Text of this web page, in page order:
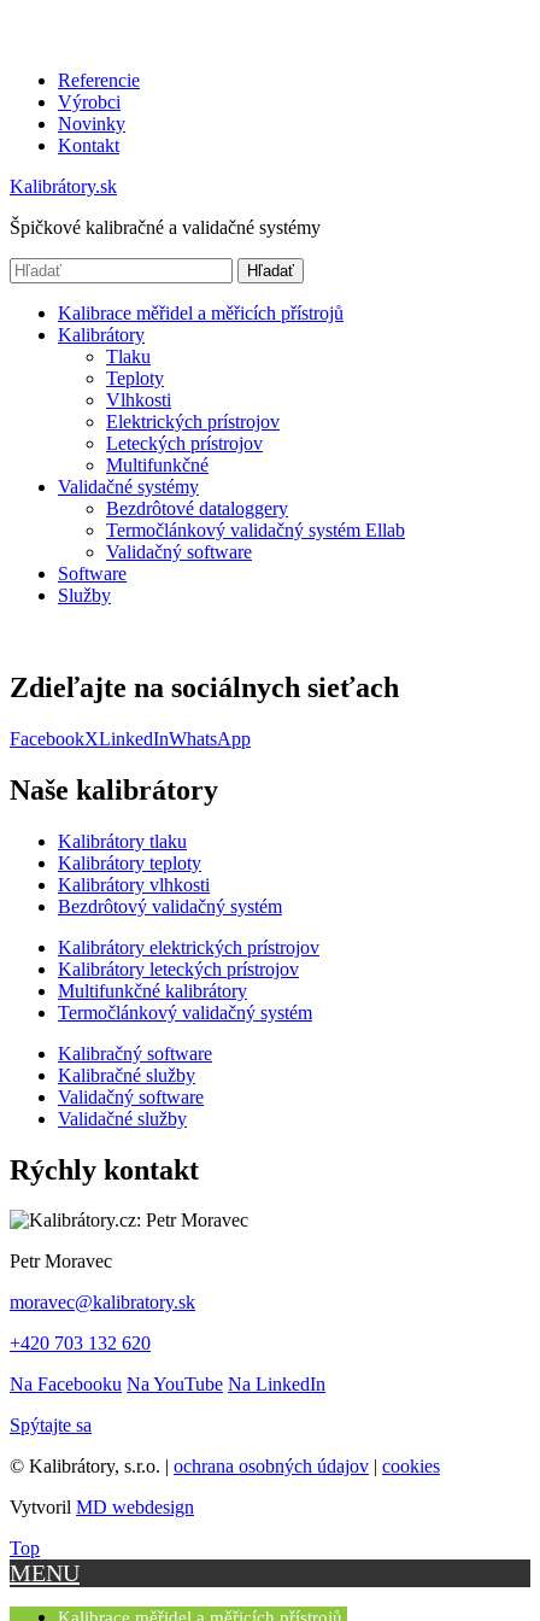
Referencie
Výrobci
Novinky
Kontakt
Kalibrátory.sk
Špičkové kalibračné a validačné systémy
Hľadať
Kalibrace měřidel a měřicích přístrojů
Kalibrátory
Tlaku
Teploty
Vlhkosti
Elektrických prístrojov
Leteckých prístrojov
Multifunkčné
Validačné systémy
Bezdrôtové dataloggery
Termočlánkový validačný systém Ellab
Validačný software
Software
Služby
Zdieľajte na sociálnych sieťach
FacebookXLinkedInWhatsApp
Naše kalibrátory
Kalibrátory tlaku
Kalibrátory teploty
Kalibrátory vlhkosti
Bezdrôtový validačný systém
Kalibrátory elektrických prístrojov
Kalibrátory leteckých prístrojov
Multifunkčné kalibrátory
Termočlánkový validačný systém
Kalibračný software
Kalibračné služby
Validačný software
Validačné služby
Rýchly kontakt
Petr Moravec
moravec@kalibratory.sk
+420 703 132 620
Na Facebooku Na YouTube Na LinkedIn
Spýtajte sa
© Kalibrátory, s.r.o. | ochrana osobných údajov | cookies
Vytvoril MD webdesign
Top
MENU